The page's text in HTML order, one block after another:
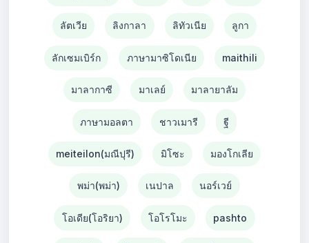
ลัตเวีย ลิงกาลา ลิทัวเนีย ลูกา
ลักเซมเบิร์ก ภาษามาซิโดเนีย maithili
มาลากาซี มาเลย์ มาลายาลัม
ภาษามอลตา ชาวเมารี ฐี
meiteilon(มณีปุรี) มิโซะ มองโกเลีย
พม่า(พม่า) เนปาล นอร์เวย์
โอเดีย(โอริยา) โอโรโมะ pashto